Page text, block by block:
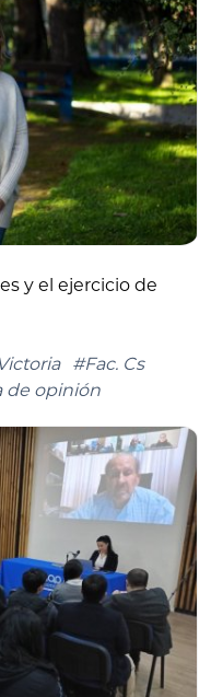
y el ejercicio de
#Fac. Cs
de opinión